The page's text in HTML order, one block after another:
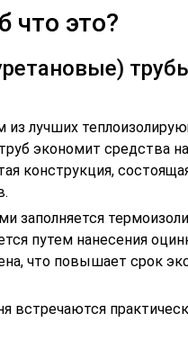
что это?
лучших
экономит средства
конструкция,
заполняется
путем нанесения
что повышает срок
встречаются